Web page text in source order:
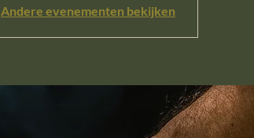
Andere evenementen bekijken